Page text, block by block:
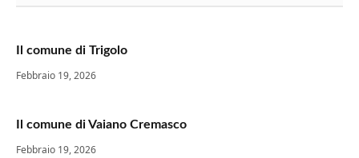
Il comune di Trigolo
Febbraio 19, 2026
Il comune di Vaiano Cremasco
Febbraio 19, 2026